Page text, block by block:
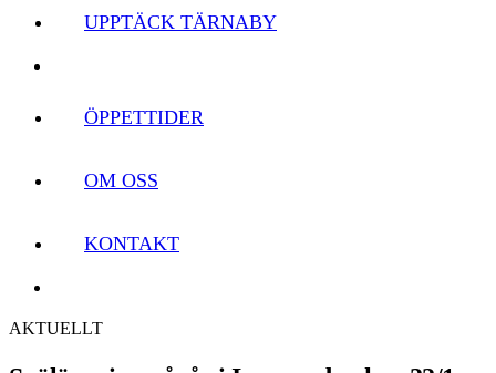
UPPTÄCK TÄRNABY
ÖPPETTIDER
OM OSS
KONTAKT
AKTUELLT